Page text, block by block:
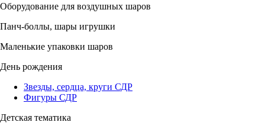
Оборудование для воздушных шаров
Панч-боллы, шары игрушки
Маленькие упаковки шаров
День рождения
Звезды, сердца, круги СДР
Фигуры СДР
Детская тематика